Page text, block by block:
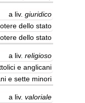
a liv. giuridico
dello stato
dello stato
a liv. religioso
e anglicani
e sette minori
a liv. valoriale